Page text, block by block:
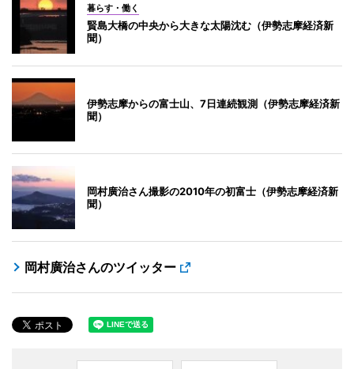
暮らす・働く
賢島大橋の中央から大きな太陽沈む（伊勢志摩経済新
聞）
伊勢志摩からの富士山、7日連続観測（伊勢志摩経済新
聞）
岡村廣治さん撮影の2010年の初富士（伊勢志摩経済新
聞）
岡村廣治さんのツイッター